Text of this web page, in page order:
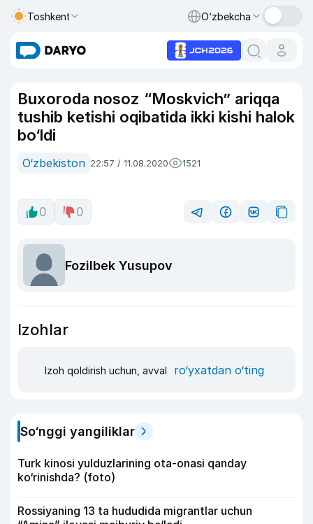
Toshkent O‘zbekcha
Buxoroda nosoz “Moskvich” ariqqa
tushib ketishi oqibatida ikki kishi halok
bo‘ldi
O‘zbekiston 22:57 / 11.08.2020 1521
0 0
Fozilbek Yusupov
Izohlar
Izoh qoldirish uchun, avval ro‘yxatdan o‘ting
So‘nggi yangiliklar
Turk kinosi yulduzlarining ota-onasi qanday
ko‘rinishda? (foto)
Rossiyaning 13 ta hududida migrantlar uchun